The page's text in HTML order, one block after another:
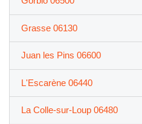
Grasse 06130
Juan les Pins 06600
L'Escarène 06440
La Colle-sur-Loup 06480